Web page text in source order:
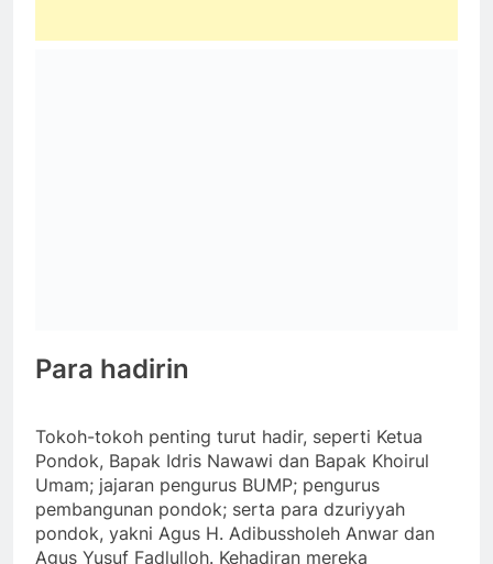
Para hadirin
Tokoh-tokoh penting turut hadir, seperti Ketua
Pondok, Bapak Idris Nawawi dan Bapak Khoirul
Umam; jajaran pengurus BUMP; pengurus
pembangunan pondok; serta para dzuriyyah
pondok, yakni Agus H. Adibussholeh Anwar dan
Agus Yusuf Fadlulloh. Kehadiran mereka